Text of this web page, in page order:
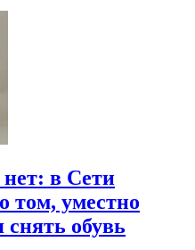
нет: в Сети
том, уместно
снять обувь